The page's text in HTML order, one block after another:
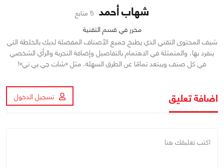
شهاب أحمد 5 متابع
محرر في قسم التقنية
شيف المحتوى التقني الذي يطبخ جميع الأصناف المفضلة لديك بالخلطة التي
ينفرد بها، والمتمثلة في الاهتمام بالتفاصيل وإضافة التجربة والرأي الشخصي
في كل صنف ويبتعد تمامًا عن الطرق السهلة، مثل «شات جي بي تي»!
اضافة تعليق تسجيل الدخول